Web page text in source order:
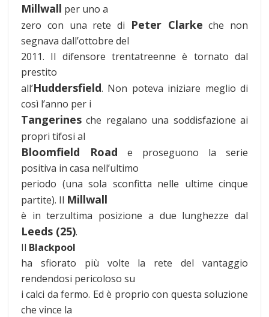
Millwall per uno a
zero con una rete di Peter Clarke che non
segnava dall’ottobre del
2011. Il difensore trentatreenne è tornato dal
prestito
all’Huddersfield. Non poteva iniziare meglio di
così l’anno per i
Tangerines che regalano una soddisfazione ai
propri tifosi al
Bloomfield Road e proseguono la serie
positiva in casa nell’ultimo
periodo (una sola sconfitta nelle ultime cinque
partite). Il Millwall
è in terzultima posizione a due lunghezze dal
Leeds (25).
Il Blackpool
ha sfiorato più volte la rete del vantaggio
rendendosi pericoloso su
i calci da fermo. Ed è proprio con questa soluzione
che vince la